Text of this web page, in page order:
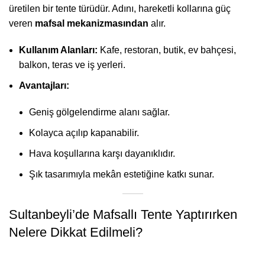
üretilen bir tente türüdür. Adını, hareketli kollarına güç
veren mafsal mekanizmasından alır.
Kullanım Alanları: Kafe, restoran, butik, ev bahçesi,
balkon, teras ve iş yerleri.
Avantajları:
Geniş gölgelendirme alanı sağlar.
Kolayca açılıp kapanabilir.
Hava koşullarına karşı dayanıklıdır.
Şık tasarımıyla mekân estetiğine katkı sunar.
Sultanbeyli’de Mafsallı Tente Yaptırırken
Nelere Dikkat Edilmeli?